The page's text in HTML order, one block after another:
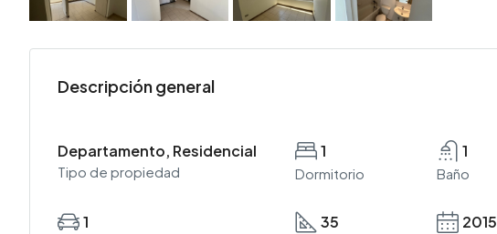
Descripción general
Departamento, Residencial
Tipo de propiedad
1
Dormitorio
1
Baño
1 35 2015